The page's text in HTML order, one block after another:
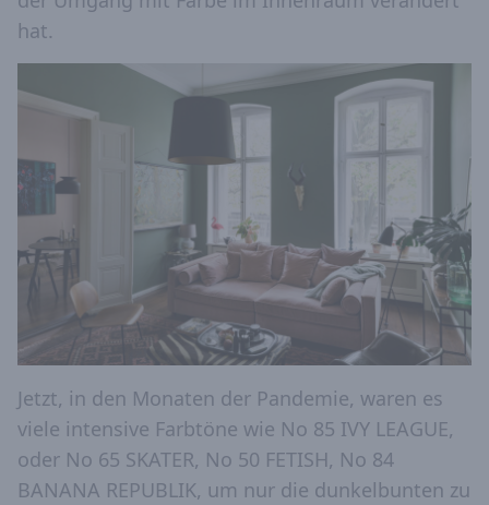
hat.
Jetzt, in den Monaten der Pandemie, waren es
viele intensive Farbtöne wie No 85 IVY LEAGUE,
oder No 65 SKATER, No 50 FETISH, No 84
BANANA REPUBLIK, um nur die dunkelbunten zu